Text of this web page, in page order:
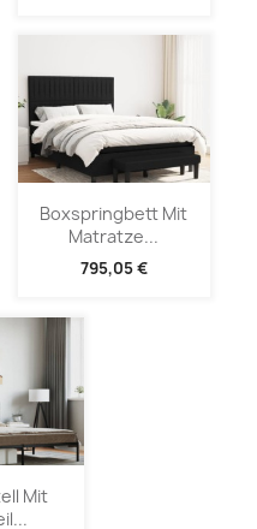
Boxspringbett Mit
Matratze...
795,05 €
Mit